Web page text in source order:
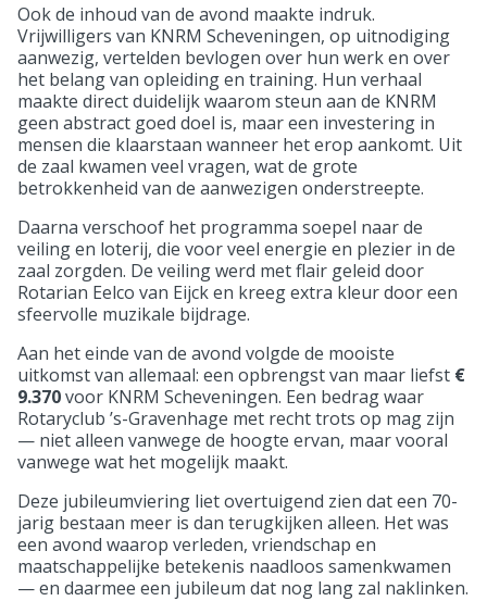
Ook de inhoud van de avond maakte indruk.
Vrijwilligers van KNRM Scheveningen, op uitnodiging
aanwezig, vertelden bevlogen over hun werk en over
het belang van opleiding en training. Hun verhaal
maakte direct duidelijk waarom steun aan de KNRM
geen abstract goed doel is, maar een investering in
mensen die klaarstaan wanneer het erop aankomt. Uit
de zaal kwamen veel vragen, wat de grote
betrokkenheid van de aanwezigen onderstreepte.
Daarna verschoof het programma soepel naar de
veiling en loterij, die voor veel energie en plezier in de
zaal zorgden. De veiling werd met flair geleid door
Rotarian Eelco van Eijck en kreeg extra kleur door een
sfeervolle muzikale bijdrage.
Aan het einde van de avond volgde de mooiste
uitkomst van allemaal: een opbrengst van maar liefst €
9.370voor KNRM Scheveningen. Een bedrag waar
Rotaryclub ’s-Gravenhage met recht trots op mag zijn
— niet alleen vanwege de hoogte ervan, maar vooral
vanwege wat het mogelijk maakt.
Deze jubileumviering liet overtuigend zien dat een 70-
jarig bestaan meer is dan terugkijken alleen. Het was
een avond waarop verleden, vriendschap en
maatschappelijke betekenis naadloos samenkwamen
— en daarmee een jubileum dat nog lang zal naklinken.